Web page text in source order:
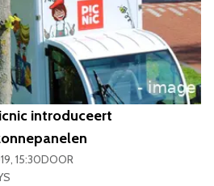
introduceert
15:30DOOR